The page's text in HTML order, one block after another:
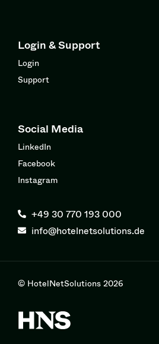
Login & Support
Login
Support
Social Media
LinkedIn
Facebook
Instagram
+49 30 770 193 000
info@hotelnetsolutions.de
© HotelNetSolutions 2026